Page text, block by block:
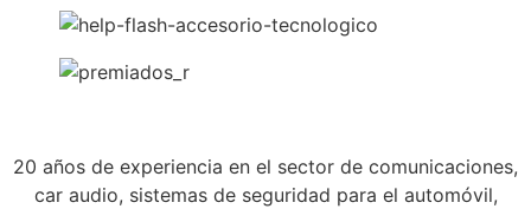
20 años de experiencia en el sector de comunicaciones,
car audio, sistemas de seguridad para el automóvil,